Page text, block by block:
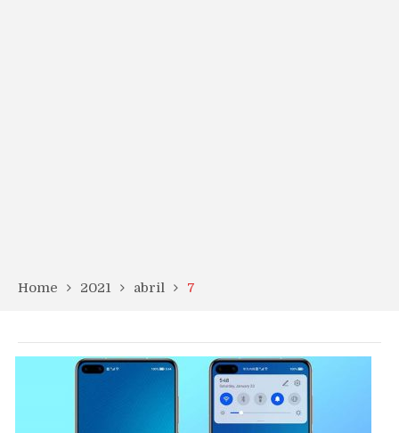
Home 2021 abril 7